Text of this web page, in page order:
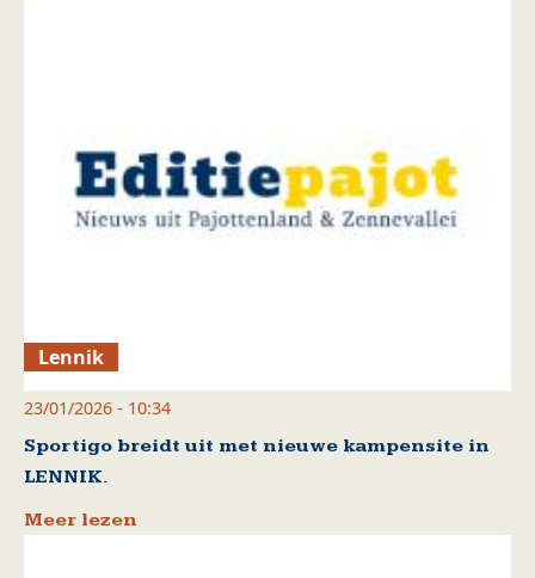
Lennik
23/01/2026 - 10:34
Sportigo breidt uit met nieuwe kampensite in
LENNIK.
Meer lezen